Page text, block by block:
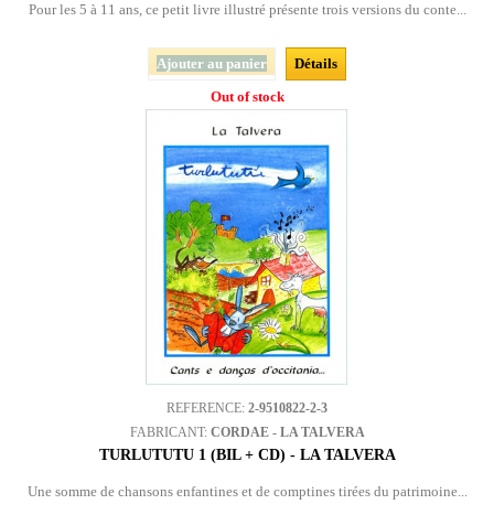
Pour les 5 à 11 ans, ce petit livre illustré présente trois versions du conte...
Ajouter au panier
Détails
Out of stock
REFERENCE: 2-9510822-2-3
FABRICANT: CORDAE - LA TALVERA
TURLUTUTU 1 (BIL + CD) - LA TALVERA
Une somme de chansons enfantines et de comptines tirées du patrimoine...